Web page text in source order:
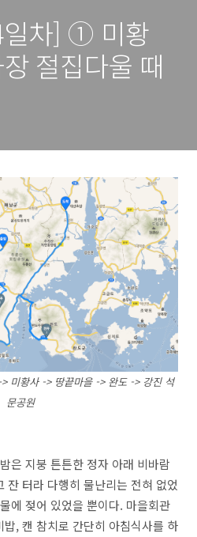
일차] ① 미황
절집다울 때
미황사 -> 땅끝마을 -> 완도 -> 강진 석
문공원
은 지붕 튼튼한 정자 아래 비바람
잔 터라 다행히 물난리는 전혀 없었
에 젖어 있었을 뿐이다. 마을회관
, 캔 참치로 간단히 아침식사를 하